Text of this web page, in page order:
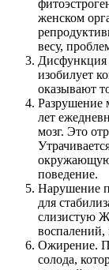
женском
весу,
Дисфункция
изобилует
оказывают
Разрушение
лет
мозг. Это
окружающую
поведение.
Нарушение
для
слизистую
воспалений,
Ожирение.
солода,